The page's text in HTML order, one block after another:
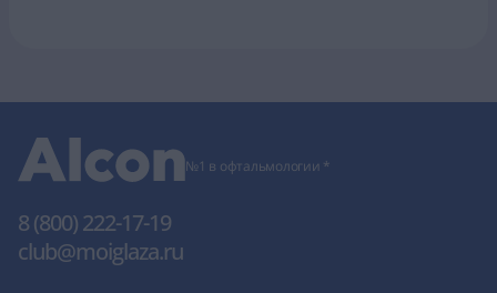
№1 в офтальмологии *
8 (800) 222-17-19
club@moiglaza.ru